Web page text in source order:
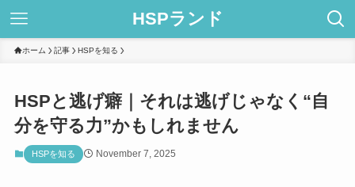
HSPランド
ホーム 記事 HSPを知る
HSPと逃げ癖｜それは逃げじゃなく“自
分を守る力”かもしれません
HSPを知る November 7, 2025